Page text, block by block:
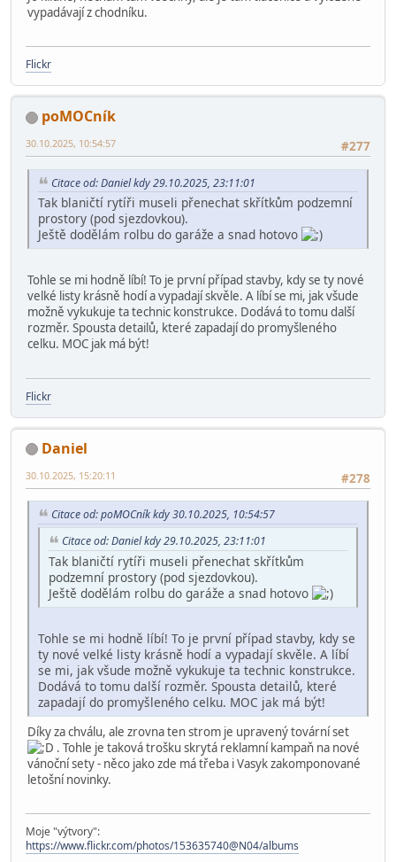
vypadávají z chodníku.
Flickr
poMOCník
#277
30.10.2025, 10:54:57
Citace od: Daniel kdy 29.10.2025, 23:11:01
Tak blaničtí rytíři museli přenechat skřítkům podzemní
prostory (pod sjezdovkou).
Ještě dodělám rolbu do garáže a snad hotovo
Tohle se mi hodně líbí! To je první případ stavby, kdy se ty nové
velké listy krásně hodí a vypadají skvěle. A líbí se mi, jak všude
možně vykukuje ta technic konstrukce. Dodává to tomu další
rozměr. Spousta detailů, které zapadají do promyšleného
celku. MOC jak má být!
Flickr
Daniel
#278
30.10.2025, 15:20:11
Citace od: poMOCník kdy 30.10.2025, 10:54:57
Citace od: Daniel kdy 29.10.2025, 23:11:01
Tak blaničtí rytíři museli přenechat skřítkům
podzemní prostory (pod sjezdovkou).
Ještě dodělám rolbu do garáže a snad hotovo
Tohle se mi hodně líbí! To je první případ stavby, kdy se
ty nové velké listy krásně hodí a vypadají skvěle. A líbí
se mi, jak všude možně vykukuje ta technic konstrukce.
Dodává to tomu další rozměr. Spousta detailů, které
zapadají do promyšleného celku. MOC jak má být!
Díky za chválu, ale zrovna ten strom je upravený tovární set
. Tohle je taková trošku skrytá reklamní kampaň na nové
vánoční sety - něco jako zde má třeba i Vasyk zakomponované
letošní novinky.
Moje "výtvory":
https://www.flickr.com/photos/153635740@N04/albums